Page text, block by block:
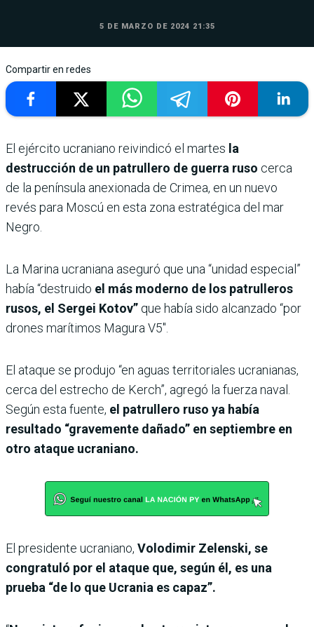
5 DE MARZO DE 2024 21:35
Compartir en redes
El ejército ucraniano reivindicó el martes la
destrucción de un patrullero de guerra ruso cerca
de la península anexionada de Crimea, en un nuevo
revés para Moscú en esta zona estratégica del mar
Negro.
La Marina ucraniana aseguró que una “unidad especial”
había “destruido el más moderno de los patrulleros
rusos, el Sergei Kotov” que había sido alcanzado “por
drones marítimos Magura V5″.
El ataque se produjo “en aguas territoriales ucranianas,
cerca del estrecho de Kerch”, agregó la fuerza naval.
Según esta fuente, el patrullero ruso ya había
resultado “gravemente dañado” en septiembre en
otro ataque ucraniano.
El presidente ucraniano, Volodimir Zelenski, se
congratuló por el ataque que, según él, es una
prueba “de lo que Ucrania es capaz”.